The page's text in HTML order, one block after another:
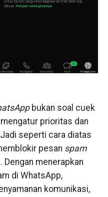
bukan soal cuek
prioritas dan
seperti cara diatas
pesan spam
Dengan menerapkan
di WhatsApp,
komunikasi,